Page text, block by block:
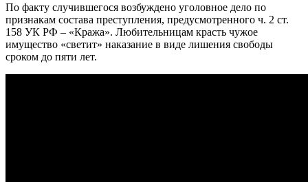
По факту случившегося возбуждено уголовное дело по
признакам состава преступления, предусмотренного ч. 2 ст.
158 УК РФ – «Кража». Любительницам красть чужое
имущество «светит» наказание в виде лишения свободы
сроком до пяти лет.